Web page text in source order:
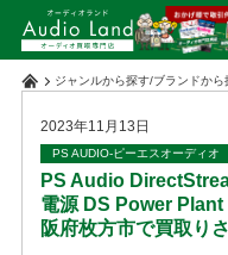
ジャンルから探す/ブランドから
2023年11月13日
PS AUDIO-ピーエスオーディオ
PS Audio
電源 DS Power
阪府枚方市で買取り